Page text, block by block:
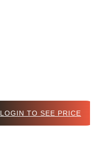
LOGIN TO SEE PRICE